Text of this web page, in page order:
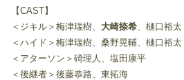
【CAST】
＜ジキル＞梅津瑞樹、 大崎捺希、樋口裕太
＜ハイド＞梅津瑞樹、桑野晃輔、樋口裕太
＜アターソン＞碕理人、塩田康平
＜後継者＞後藤恭路、東拓海